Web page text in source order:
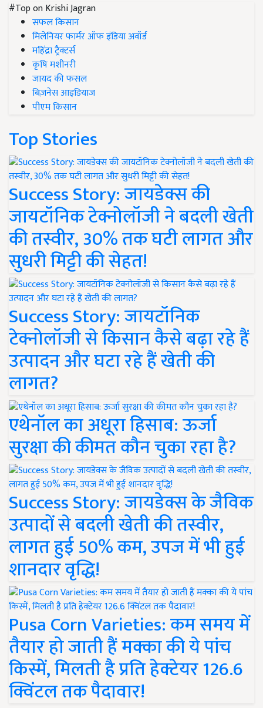
#Top on Krishi Jagran
सफल किसान
मिलेनियर फार्मर ऑफ इंडिया अवॉर्ड
महिंद्रा ट्रैक्टर्स
कृषि मशीनरी
जायद की फसल
बिज़नेस आइडियाज
पीएम किसान
Top Stories
Success Story: जायडेक्स की
जायटॉनिक टेक्नोलॉजी ने बदली खेती
की तस्वीर, 30% तक घटी लागत और
सुधरी मिट्टी की सेहत!
Success Story: जायटॉनिक
टेक्नोलॉजी से किसान कैसे बढ़ा रहे हैं
उत्पादन और घटा रहे हैं खेती की
लागत?
एथेनॉल का अधूरा हिसाब: ऊर्जा
सुरक्षा की कीमत कौन चुका रहा है?
Success Story: जायडेक्स के जैविक
उत्पादों से बदली खेती की तस्वीर,
लागत हुई 50% कम, उपज में भी हुई
शानदार वृद्धि!
Pusa Corn Varieties: कम समय में
तैयार हो जाती हैं मक्का की ये पांच
किस्में, मिलती है प्रति हेक्टेयर 126.6
क्विंटल तक पैदावार!